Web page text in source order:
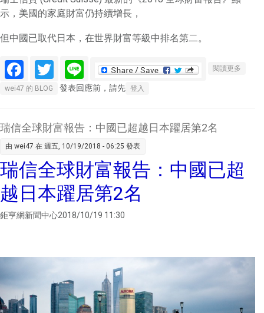
示，美國的家庭財富仍持續增長，
但中國已取代日本，在世界財富等級中排名第二。
Facebook
Twitter
Line 閱讀更多
2名
wei47 的 BLOG 發表回應前，請先 登入
瑞信全球財富報告：中國已超越日本躍居第2名
由 wei47 在 週五, 10/19/2018 - 06:25 發表
瑞信全球財富報告：中國已超
越日本躍居第2名
鉅亨網新聞中心2018/10/19 11:30